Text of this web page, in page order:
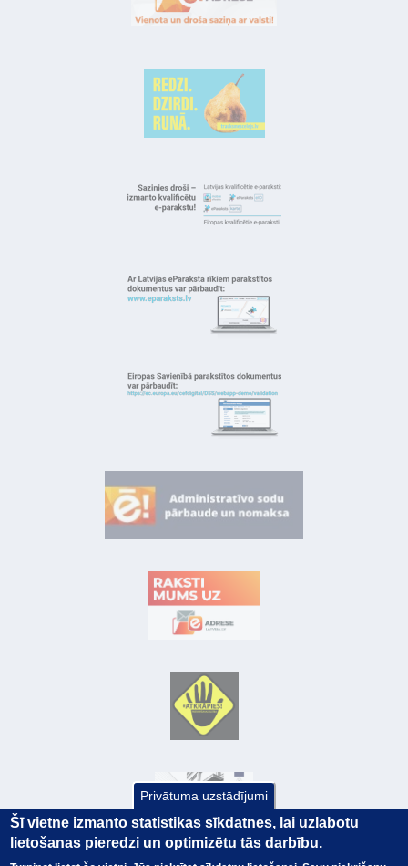
Privātuma uzstādījumi
Šī vietne izmanto statistikas sīkdatnes, lai uzlabotu
lietošanas pieredzi un optimizētu tās darbību.